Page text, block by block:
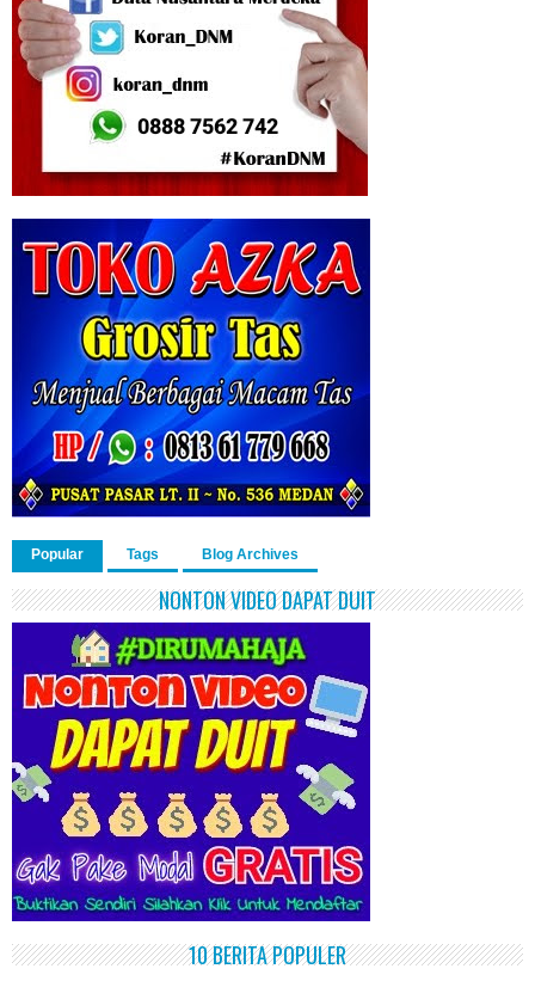
Popular Tags Blog Archives
NONTON VIDEO DAPAT DUIT
10 BERITA POPULER